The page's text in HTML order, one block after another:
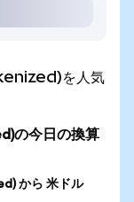
を人気
の今日の換算
から 米ドル